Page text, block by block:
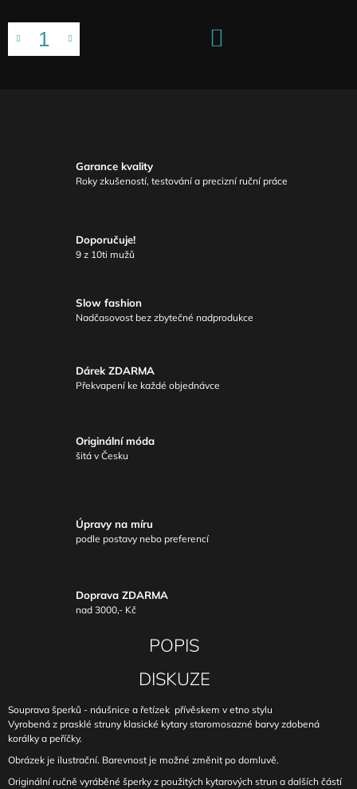
Garance kvality
Roky zkušeností, testování a precizní ruční práce
Doporučuje!
9 z 10ti mužů
Slow fashion
Nadčasovost bez zbytečné nadprodukce
Dárek ZDARMA
Překvapení ke každé objednávce
Originální móda
šitá v Česku
Úpravy na míru
podle postavy nebo preferencí
Doprava ZDARMA
nad 3000,- Kč
POPIS
DISKUZE
Souprava šperků - náušnice a řetízek přívěskem v etno stylu
Vyrobená z prasklé struny klasické kytary staromosazné barvy zdobená
korálky a peříčky.
Obrázek je ilustrační. Barevnost je možné změnit po domluvě.
Originální ručně vyráběné šperky z použitých kytarových strun a dalších částí